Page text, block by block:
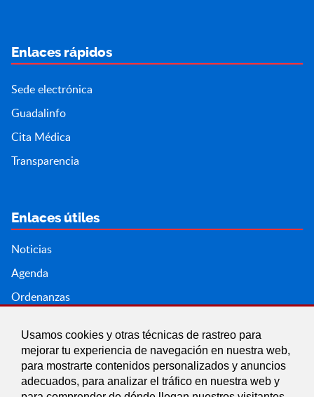
Usamos cookies y otras técnicas de rastreo para
mejorar tu experiencia de navegación en nuestra web,
para mostrarte contenidos personalizados y anuncios
adecuados, para analizar el tráfico en nuestra web y
Enlaces rápidos
Sede electrónica
Guadalinfo
Cita Médica
Transparencia
Enlaces útiles
Noticias
Agenda
Ordenanzas